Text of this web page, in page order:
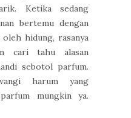
Ketika sedang
bertemu dengan
hidung, rasanya
cari tahu alasan
sebotol parfum.
harum yang
mungkin ya.